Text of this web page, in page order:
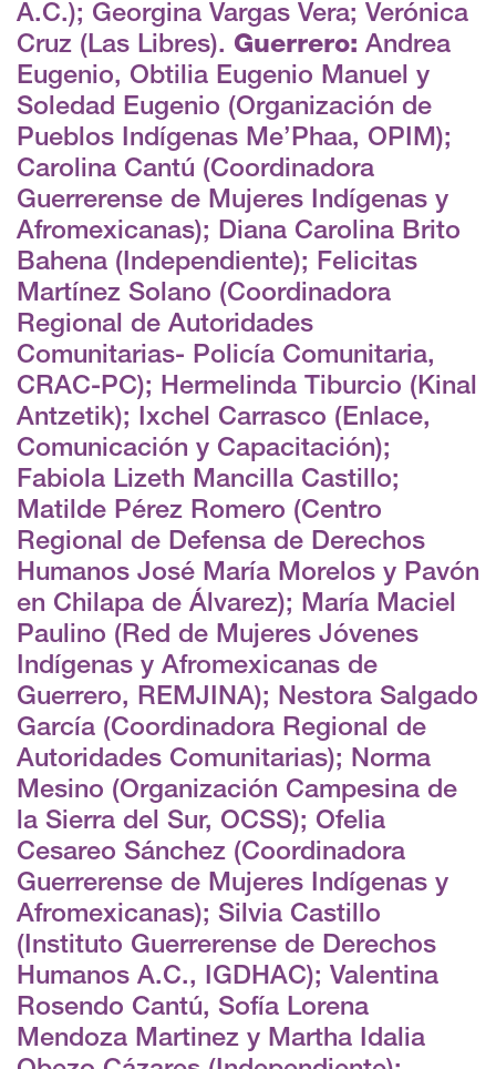
A.C.); Georgina Vargas Vera; Verónica
Cruz (Las Libres). Guerrero: Andrea
Eugenio, Obtilia Eugenio Manuel y
Soledad Eugenio (Organización de
Pueblos Indígenas Me’Phaa, OPIM);
Carolina Cantú (Coordinadora
Guerrerense de Mujeres Indígenas y
Afromexicanas); Diana Carolina Brito
Bahena (Independiente); Felicitas
Martínez Solano (Coordinadora
Regional de Autoridades
Comunitarias- Policía Comunitaria,
CRAC-PC); Hermelinda Tiburcio (Kinal
Antzetik); Ixchel Carrasco (Enlace,
Comunicación y Capacitación);
Fabiola Lizeth Mancilla Castillo;
Matilde Pérez Romero (Centro
Regional de Defensa de Derechos
Humanos José María Morelos y Pavón
en Chilapa de Álvarez); María Maciel
Paulino (Red de Mujeres Jóvenes
Indígenas y Afromexicanas de
Guerrero, REMJINA); Nestora Salgado
García (Coordinadora Regional de
Autoridades Comunitarias); Norma
Mesino (Organización Campesina de
la Sierra del Sur, OCSS); Ofelia
Cesareo Sánchez (Coordinadora
Guerrerense de Mujeres Indígenas y
Afromexicanas); Silvia Castillo
(Instituto Guerrerense de Derechos
Humanos A.C., IGDHAC); Valentina
Rosendo Cantú, Sofía Lorena
Mendoza Martinez y Martha Idalia